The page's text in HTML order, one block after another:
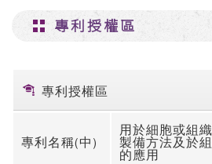
專利授權區
專利授權區
專利名稱(中)
用於細胞或組
製備方法及於
的應用